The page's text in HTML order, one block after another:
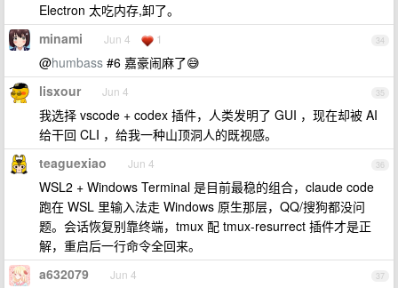
Electron 太吃内存,卸了。
34
minami Jun 4 1
@humbass #6 嘉豪闹麻了😅
35
lisxour Jun 4
我选择 vscode + codex 插件，人类发明了 GUI ，现在却被 AI
给干回 CLI ，给我一种山顶洞人的既视感。
36
teaguexiao Jun 4
WSL2 + Windows Terminal 是目前最稳的组合，claude code
跑在 WSL 里输入法走 Windows 原生那层，QQ/搜狗都没问
题。会话恢复别靠终端，tmux 配 tmux-resurrect 插件才是正
解，重启后一行命令全回来。
37
a632079 Jun 4